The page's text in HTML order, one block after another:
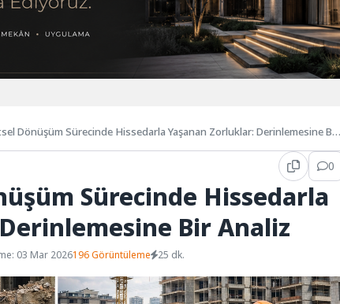
Dönüşüm Sürecinde Hissedarla Yaşanan Zorluklar: Derinlemesine Bir
0
Sürecinde Hissedarla
Bir Analiz
03 Mar 2026196 Görüntüleme 25 dk.